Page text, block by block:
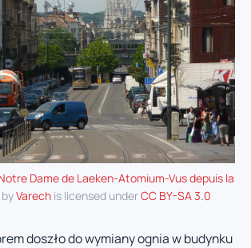
Dame de Laeken-Atomium-Vus depuis la
Varechis licensed underCC BY-SA 3.0
doszło do wymiany ognia w budynku